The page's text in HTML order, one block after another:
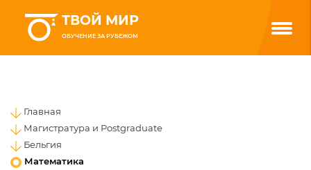
ТВОЙ МИР
ОБУЧЕНИЕ ЗА РУБЕЖОМ
Главная
Магистратура и Postgraduate
Бельгия
Математика